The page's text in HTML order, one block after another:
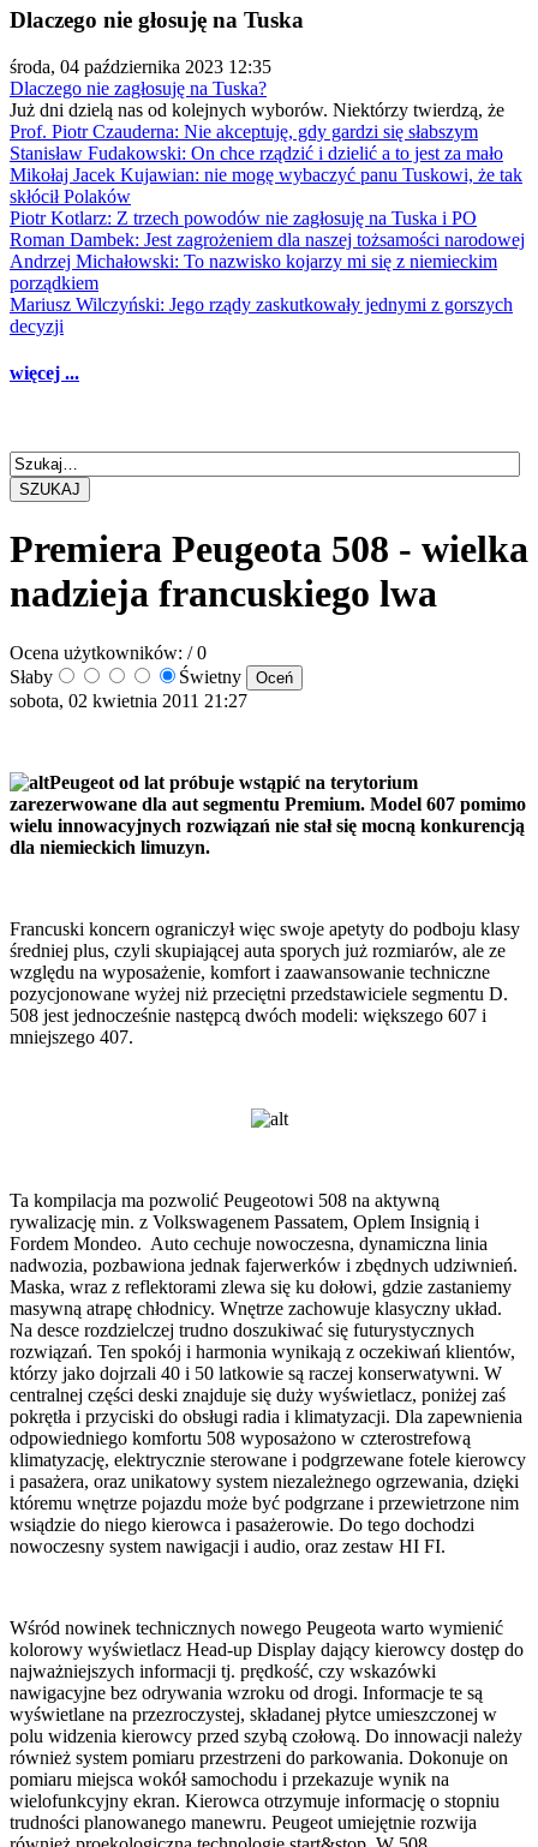
Dlaczego nie głosuję na Tuska
środa, 04 października 2023 12:35
Dlaczego nie zagłosuję na Tuska?
Już dni dzielą nas od kolejnych wyborów. Niektórzy twierdzą, że
Prof. Piotr Czauderna: Nie akceptuję, gdy gardzi się słabszym
Stanisław Fudakowski: On chce rządzić i dzielić a to jest za mało
Mikołaj Jacek Kujawian: nie mogę wybaczyć panu Tuskowi, że tak
skłócił Polaków
Piotr Kotlarz: Z trzech powodów nie zagłosuję na Tuska i PO
Roman Dambek: Jest zagrożeniem dla naszej tożsamości narodowej
Andrzej Michałowski: To nazwisko kojarzy mi się z niemieckim
porządkiem
Mariusz Wilczyński: Jego rządy zaskutkowały jednymi z gorszych
decyzji
więcej ...
SZUKAJ
Premiera Peugeota 508 - wielka
nadzieja francuskiego lwa
Ocena użytkowników: / 0
Słaby
Świetny
sobota, 02 kwietnia 2011 21:27
Peugeot od lat próbuje wstąpić na terytorium
zarezerwowane dla aut segmentu Premium. Model 607 pomimo
wielu innowacyjnych rozwiązań nie stał się mocną konkurencją
dla niemieckich limuzyn.
Francuski koncern ograniczył więc swoje apetyty do podboju klasy
średniej plus, czyli skupiającej auta sporych już rozmiarów, ale ze
względu na wyposażenie, komfort i zaawansowanie techniczne
pozycjonowane wyżej niż przeciętni przedstawiciele segmentu D.
508 jest jednocześnie następcą dwóch modeli: większego 607 i
mniejszego 407.
Ta kompilacja ma pozwolić Peugeotowi 508 na aktywną
rywalizację min. z Volkswagenem Passatem, Oplem Insignią i
Fordem Mondeo. Auto cechuje nowoczesna, dynamiczna linia
nadwozia, pozbawiona jednak fajerwerków i zbędnych udziwnień.
Maska, wraz z reflektorami zlewa się ku dołowi, gdzie zastaniemy
masywną atrapę chłodnicy. Wnętrze zachowuje klasyczny układ.
Na desce rozdzielczej trudno doszukiwać się futurystycznych
rozwiązań. Ten spokój i harmonia wynikają z oczekiwań klientów,
którzy jako dojrzali 40 i 50 latkowie są raczej konserwatywni. W
centralnej części deski znajduje się duży wyświetlacz, poniżej zaś
pokrętła i przyciski do obsługi radia i klimatyzacji. Dla zapewnienia
odpowiedniego komfortu 508 wyposażono w czterostrefową
klimatyzację, elektrycznie sterowane i podgrzewane fotele kierowcy
i pasażera, oraz unikatowy system niezależnego ogrzewania, dzięki
któremu wnętrze pojazdu może być podgrzane i przewietrzone nim
wsiądzie do niego kierowca i pasażerowie. Do tego dochodzi
nowoczesny system nawigacji i audio, oraz zestaw HI FI.
Wśród nowinek technicznych nowego Peugeota warto wymienić
kolorowy wyświetlacz Head-up Display dający kierowcy dostęp do
najważniejszych informacji tj. prędkość, czy wskazówki
nawigacyjne bez odrywania wzroku od drogi. Informacje te są
wyświetlane na przezroczystej, składanej płytce umieszczonej w
polu widzenia kierowcy przed szybą czołową. Do innowacji należy
również system pomiaru przestrzeni do parkowania. Dokonuje on
pomiaru miejsca wokół samochodu i przekazuje wynik na
wielofunkcyjny ekran. Kierowca otrzymuje informację o stopniu
trudności planowanego manewru. Peugeot umiejętnie rozwija